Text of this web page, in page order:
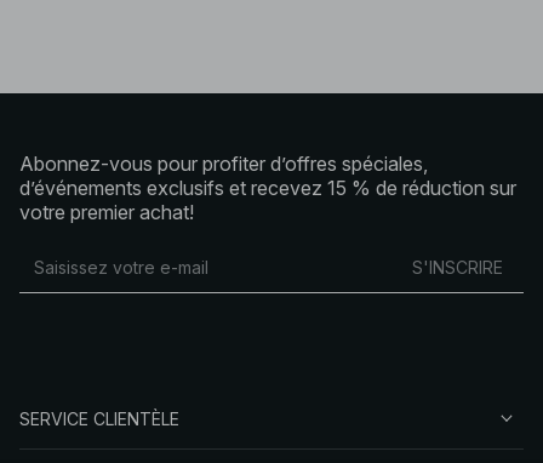
Abonnez-vous pour profiter d’offres spéciales,
d’événements exclusifs et recevez 15 % de réduction sur
votre premier achat!
S'INSCRIRE
SERVICE CLIENTÈLE